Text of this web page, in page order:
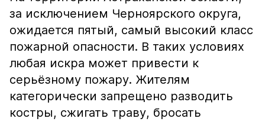
за исключением Черноярского округа,
ожидается пятый, самый высокий класс
пожарной опасности. В таких условиях
любая искра может привести к
серьёзному пожару. Жителям
категорически запрещено разводить
костры, сжигать траву, бросать